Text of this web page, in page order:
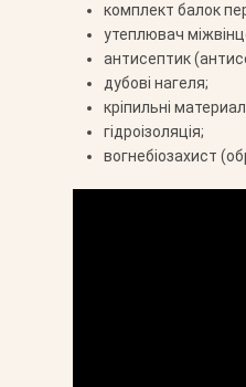
комплект балок
утеплювач
антисептик
дубові нагеля;
кріпильні
гідроізоляція;
вогнебіозахист